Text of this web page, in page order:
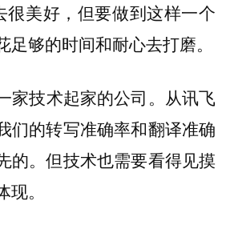
很美好，但要做到这样一个
足够的时间和耐心去打磨。
家技术起家的公司。从讯飞
们的转写准确率和翻译准确
的。但技术也需要看得见摸
。